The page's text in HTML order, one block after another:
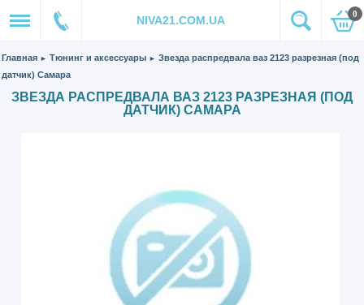
NIVA21.COM.UA 0
Главная ► Тюнинг и аксессуары ► Звезда распредвала ваз 2123 разрезная (под
датчик) Самара
ЗВЕЗДА РАСПРЕДВАЛА ВАЗ 2123 РАЗРЕЗНАЯ (ПОД
ДАТЧИК) САМАРА